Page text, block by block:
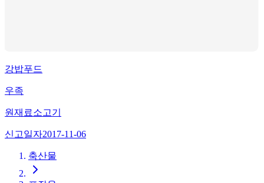
강밥푸드
우족
원재료소고기
신고일자2017-11-06
축산물